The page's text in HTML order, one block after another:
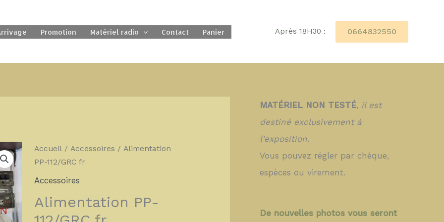
Promotion Matériel radio Contact Panier Après 18H30 : 0664832550
Accueil/ Accessoires / Alimentation
PP-112/GRC fr
Accessoires
Alimentation PP-
quantité
de
Alimentation
112/GRC
fr
MATÉRIEL NON TESTÉ, il est
destiné exclusivement à
l'exposition.
Vous pouvez régler par chèque,
espèces ou virement.
De nouvelles photos vous seront